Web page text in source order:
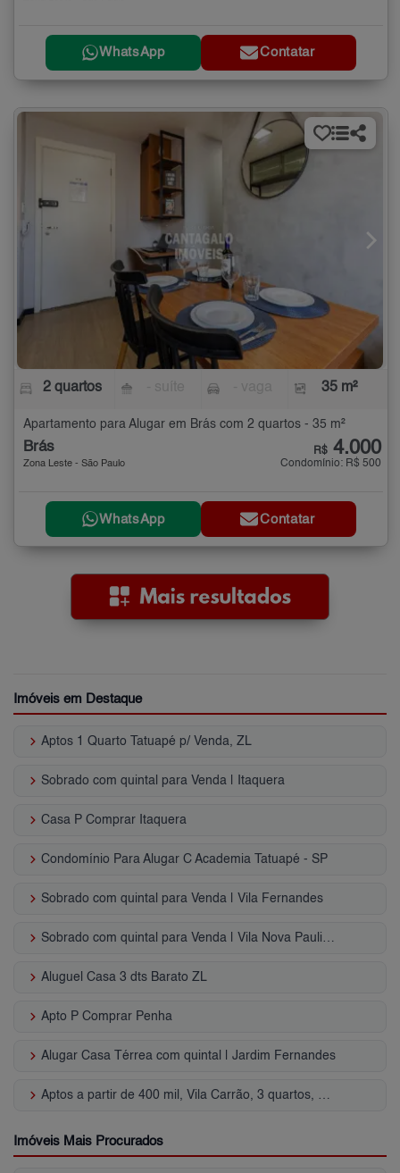
WhatsApp Contatar
2 quartos 35 m²
Apartamento para Alugar em Brás com 2 quartos - 35 m²
Brás
Zona Leste - São Paulo
R$ 4.000
Condomínio: R$ 500
WhatsApp Contatar
Imóveis em Destaque
keyboard_arrow_right Aptos 1 Quarto Tatuapé p/ Venda, ZL
keyboard_arrow_right Sobrado com quintal para Venda | Itaquera
keyboard_arrow_right Casa P Comprar Itaquera
keyboard_arrow_right Condomínio Para Alugar C Academia Tatuapé - SP
keyboard_arrow_right Sobrado com quintal para Venda | Vila Fernandes
keyboard_arrow_right Sobrado com quintal para Venda | Vila Nova Pauliceia
keyboard_arrow_right Aluguel Casa 3 dts Barato ZL
keyboard_arrow_right Apto P Comprar Penha
keyboard_arrow_right Alugar Casa Térrea com quintal | Jardim Fernandes
keyboard_arrow_right Aptos a partir de 400 mil, Vila Carrão, 3 quartos, 2 vagas, Zona Leste, SP
Imóveis Mais Procurados